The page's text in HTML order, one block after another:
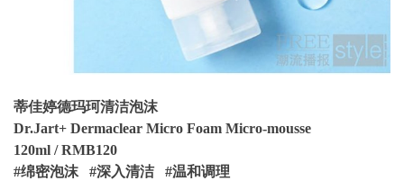
蒂佳婷德玛珂清洁泡沫
Dr.Jart+ Dermaclear Micro Foam Micro-mousse
120ml / RMB120
#绵密泡沫 #深入清洁 #温和调理